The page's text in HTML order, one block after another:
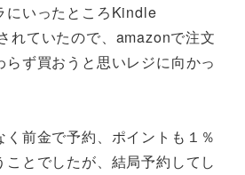
にいったところKindle
れていたので、amazonで注文
らず買おうと思いレジに向かっ
く前金で予約、ポイントも１％
ことでしたが、結局予約してし